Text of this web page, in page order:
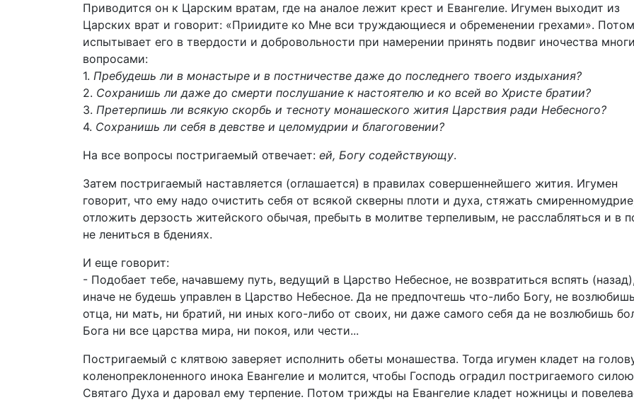
Приводится он к Царским вратам, где на аналое лежит крест и Евангелие. Игумен выходит из
Царских врат и говорит: «Приидите ко Мне вси труждающиеся и обременении грехами». Потом
испытывает его в твердости и добровольности при намерении принять подвиг иночества
вопросами:
1. Пребудешь ли в монастыре и в постничестве даже до последнего твоего издыхания?
2. Сохранишь ли даже до смерти послушание к настоятелю и ко всей во Христе братии?
3. Претерпишь ли всякую скорбь и тесноту монашеского жития Царствия ради Небесного?
4. Сохранишь ли себя в девстве и целомудрии и благоговении?
На все вопросы постригаемый отвечает: ей, Богу содействующу.
Затем постригаемый наставляется (оглашается) в правилах совершеннейшего жития. Игумен
говорит, что ему надо очистить себя от всякой скверны плоти и духа, стяжать
отложить дерзость житейского обычая, пребыть в молитве терпеливым, не расслабляться и в
не лениться в бдениях.
И еще говорит:
- Подобает тебе, начавшему путь, ведущий в Царство Небесное, не возвратиться вспять (назад),
иначе не будешь управлен в Царство Небесное. Да не предпочтешь что-либо Богу, не
отца, ни мать, ни братий, ни иных кого-либо от своих, ни даже самого себя да не возлюбишь
Бога ни все царства мира, ни покоя, или чести...
Постригаемый с клятвою заверяет исполнить обеты монашества. Тогда игумен кладет на
коленопреклоненного инока Евангелие и молится, чтобы Господь оградил постригаемого силою
Святаго Духа и даровал ему терпение. Потом трижды на Евангелие кладет ножницы и